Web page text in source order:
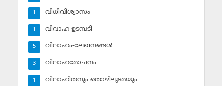
വിധിവിശ്വാസം
1
വിവാഹ ഉടമ്പടി
1
വിവാഹം-ലേഖനങ്ങള്‍
5
വിവാഹമോചനം
3
വിവാഹിതനും തൊഴിലുടമയും
1